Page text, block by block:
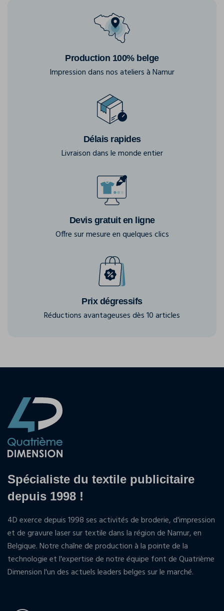
Production 100% belge
Impression dans nos ateliers à Namur
Délais rapides
Livraison dans le monde entier
Devis gratuit en ligne
Offre sur mesure en quelques clics
Prix dégressifs
Réductions avantageuses dès 10 articles
Spécialiste du textile publicitaire
depuis 1998 !
4D exerce depuis 1998 ses activités de broderie, d'impression
et de gravure laser sur textile dans la région de Namur, en
Belgique. Notre chaîne de production à la pointe de la
technologie et l'expertise de notre équipe font de Quatrième
Dimension l'un des actuels leaders belges sur le marché.